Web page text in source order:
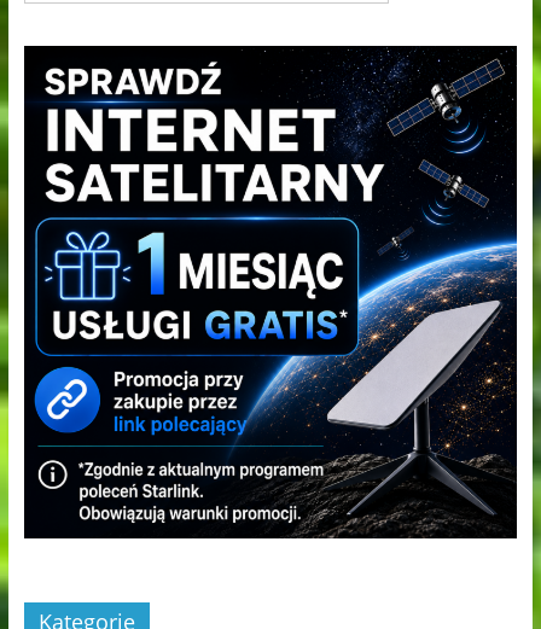
Kategorie